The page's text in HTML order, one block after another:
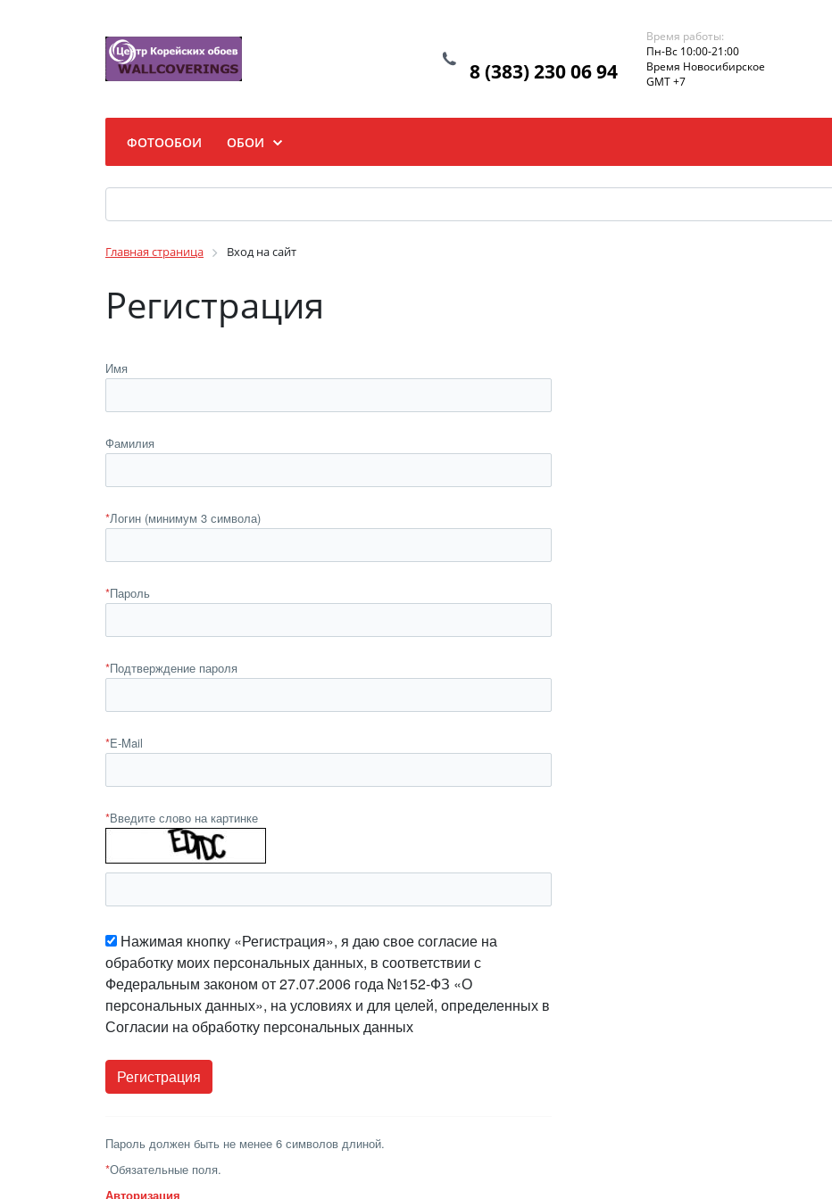
8 (383) 230 06 94
Время работы:
Пн-Вс 10:00-21:00
Время Новосибирское
GMT +7
ФОТООБОИ ОБОИ
Главная страница Вход на сайт
Регистрация
Имя
Фамилия
*Логин (минимум 3 символа)
*Пароль
*Подтверждение пароля
*E-Mail
*Введите слово на картинке
Нажимая кнопку «Регистрация», я даю свое согласие на
обработку моих персональных данных, в соответствии с
Федеральным законом от 27.07.2006 года №152-ФЗ «О
персональных данных», на условиях и для целей, определенных в
Согласии на обработку персональных данных
Пароль должен быть не менее 6 символов длиной.
*Обязательные поля.
Авторизация